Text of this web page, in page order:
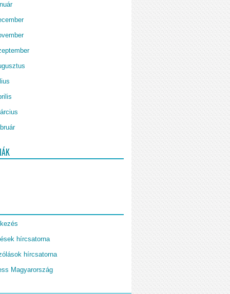
hírcsatorna
hírcsatorna
Magyarország